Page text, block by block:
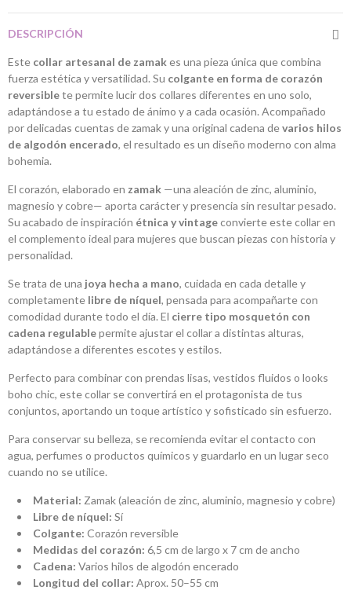
DESCRIPCIÓN
Este collar artesanal de zamakes una pieza única que combina
fuerza estética y versatilidad. Su colgante en forma de corazón
reversiblete permite lucir dos collares diferentes en uno solo,
adaptándose a tu estado de ánimo y a cada ocasión. Acompañado
por delicadas cuentas de zamak y una original cadena devarios hilos
de algodón encerado, el resultado es un diseño moderno con alma
bohemia.
El corazón, elaborado en zamak —una aleación de zinc, aluminio,
magnesio y cobre— aporta carácter y presencia sin resultar pesado.
Su acabado de inspiración étnica y vintageconvierte este collar en
el complemento ideal para mujeres que buscan piezas con historia y
personalidad.
Se trata de una joya hecha a mano, cuidada en cada detalle y
completamente libre de níquel, pensada para acompañarte con
comodidad durante todo el día. El cierre tipo mosquetón con
cadena regulablepermite ajustar el collar a distintas alturas,
adaptándose a diferentes escotes y estilos.
Perfecto para combinar con prendas lisas, vestidos fluidos o looks
boho chic, este collar se convertirá en el protagonista de tus
conjuntos, aportando un toque artístico y sofisticado sin esfuerzo.
Para conservar su belleza, se recomienda evitar el contacto con
agua, perfumes o productos químicos y guardarlo en un lugar seco
cuando no se utilice.
Material: Zamak (aleación de zinc, aluminio, magnesio y cobre)
Libre de níquel: Sí
Colgante: Corazón reversible
Medidas del corazón: 6,5 cm de largo x 7 cm de ancho
Cadena: Varios hilos de algodón encerado
Longitud del collar: Aprox. 50–55 cm